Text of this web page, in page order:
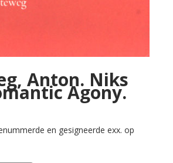
Anton. Niks
Agony.
en gesigneerde exx. op